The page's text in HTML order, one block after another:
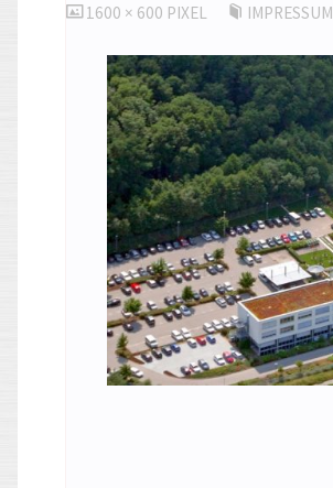
ORIGINALGRÖSSE
1600 × 600 PIXEL IMPRESSUM